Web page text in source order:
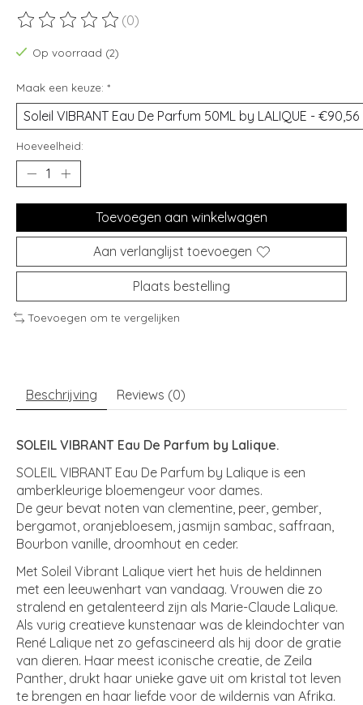
De beoordeling van dit product is
(0)
Op voorraad (2)
Maak een keuze: *
Hoeveelheid:
Toevoegen aan winkelwagen
Aan verlanglijst toevoegen
Plaats bestelling
Toevoegen om te vergelijken
Beschrijving Reviews (0)
SOLEIL VIBRANT Eau De Parfum by Lalique.
SOLEIL VIBRANT Eau De Parfum by Lalique is een
amberkleurige bloemengeur voor dames.
De geur bevat noten van clementine, peer, gember,
bergamot, oranjebloesem, jasmijn sambac, saffraan,
Bourbon vanille, droomhout en ceder.
Met Soleil Vibrant Lalique viert het huis de heldinnen
met een leeuwenhart van vandaag. Vrouwen die zo
stralend en getalenteerd zijn als Marie-Claude Lalique.
Als vurig creatieve kunstenaar was de kleindochter van
René Lalique net zo gefascineerd als hij door de gratie
van dieren. Haar meest iconische creatie, de Zeila
Panther, drukt haar unieke gave uit om kristal tot leven
te brengen en haar liefde voor de wildernis van Afrika.